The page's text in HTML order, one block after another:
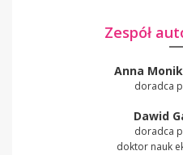
Zespół
Anna
doradca
Dawid
doradca
doktor nauk